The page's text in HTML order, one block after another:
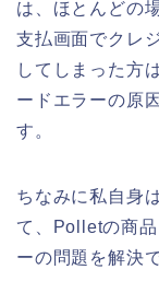
は、ほとんどの
支払画面でクレ
してしまった方
ードエラーの原
す。
ちなみに私自身
て、Polletの商
ーの問題を解決